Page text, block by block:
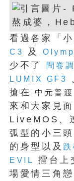
看過各家「
C3
及
少不了
問卷
LUMIX GF3
搶在中元普
來和大家見
LiveMOS、
弧型的小三
的身型以及
EVIL
擂台上
場愛情三角